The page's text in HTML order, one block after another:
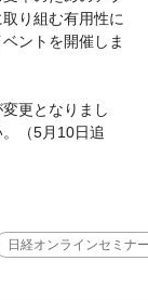
り組む有用性に
ントを開催しま
更となりまし
（5月10日追
日経オンラインセミナ